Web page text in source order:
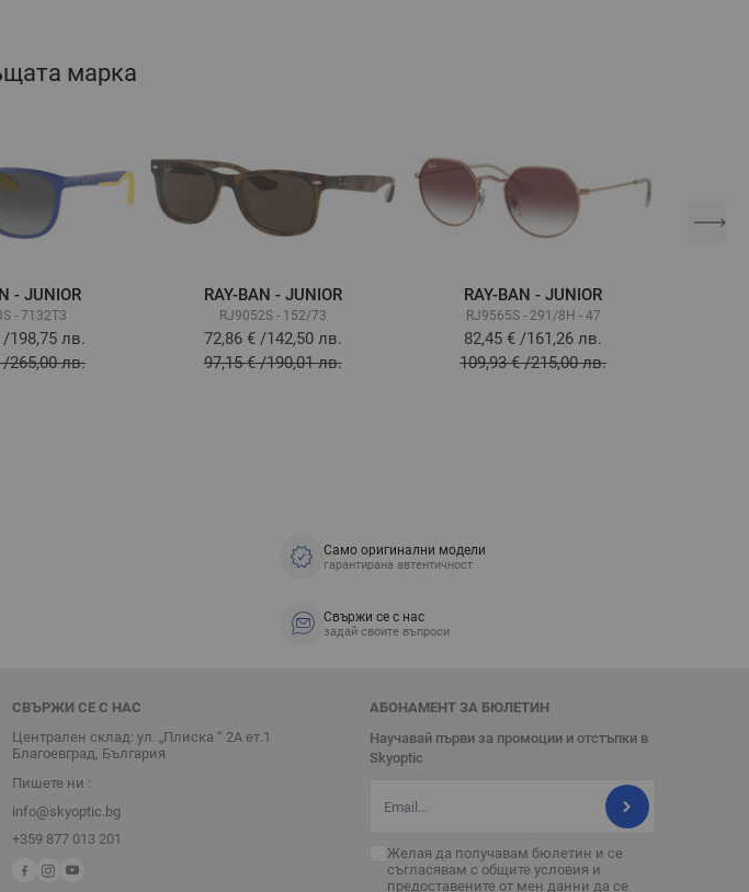
марка
- JUNIOR
- 7132T3
198,75 лв.
265,00 лв.
RAY-BAN - JUNIOR
RJ9052S - 152/73
72,86 €/142,50 лв.
97,15 €/190,01 лв.
RAY-BAN - JUNIOR
RJ9565S - 291/8H - 47
82,45 € /161,26 лв.
109,93 €/215,00 лв.
Само оригинални модели
гарантирана автентичност
Свържи се с нас
задай своите въпроси
СВЪРЖИ СЕ С НАС
Централен склад: ул. „Плиска “ 2А ет.1
Благоевград, България
Пишете ни :
info@skyoptic.bg
+359 877 013 201
АБОНАМЕНТ ЗА БЮЛЕТИН
Научавай първи за промоции и отстъпки в
Skyoptic
Желая да получавам бюлетин и се
съгласявам с общите условия и
предоставените от мен данни да се